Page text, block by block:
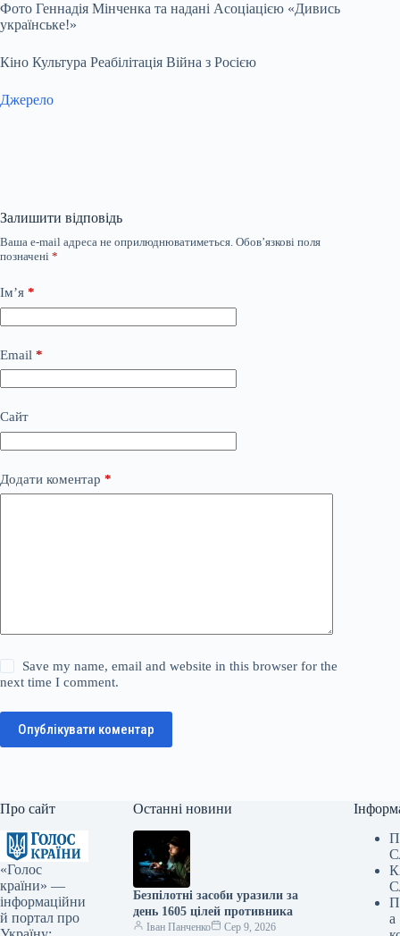
Фото Геннадія Мінченка та надані Асоціацією «Дивись
українське!»
Кіно Культура Реабілітація Війна з Росією
Джерело
Залишити відповідь
Ваша e-mail адреса не оприлюднюватиметься. Обов’язкові поля
позначені *
Ім’я *
Email *
Сайт
Додати коментар *
Save my name, email and website in this browser for the
next time I comment.
Опублікувати коментар
Про сайт
«Голос
країни» —
інформаційни
й портал про
Останні новини
Безпілотні засоби уразили за
день 1605 цілей противника
Іван Панченко Сер 9, 2026
а